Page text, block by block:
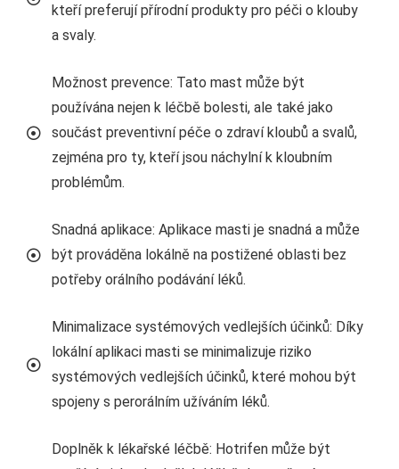
kteří preferují přírodní produkty pro péči o klouby
a svaly.
Možnost prevence: Tato mast může být
používána nejen k léčbě bolesti, ale také jako
součást preventivní péče o zdraví kloubů a svalů,
zejména pro ty, kteří jsou náchylní k kloubním
problémům.
Snadná aplikace: Aplikace masti je snadná a může
být prováděna lokálně na postižené oblasti bez
potřeby orálního podávání léků.
Minimalizace systémových vedlejších účinků: Díky
lokální aplikaci masti se minimalizuje riziko
systémových vedlejších účinků, které mohou být
spojeny s perorálním užíváním léků.
Doplněk k lékařské léčbě: Hotrifen může být